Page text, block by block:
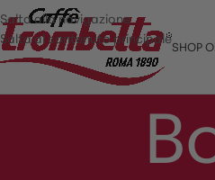
Salta alla navigazione
Salta al contenuto principale
SHOP